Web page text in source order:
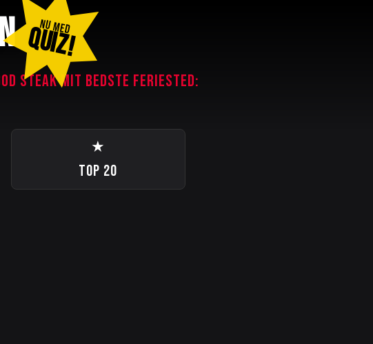
NU MED
QUIZ!
STEAK MIT BEDSTE FERIESTED:
★
TOP 20